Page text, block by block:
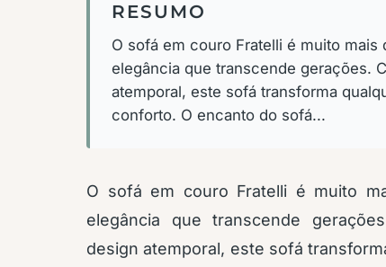
RESUMO
O sofá em couro Fratelli é muito
elegância que transcende gerações.
atemporal, este sofá transforma
conforto. O encanto do sofá...
O sofá em couro Fratelli é muito
elegância que transcende
design atemporal, este sofá